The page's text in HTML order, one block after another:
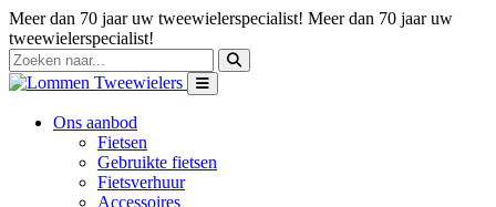
Meer dan 70 jaar uw tweewielerspecialist! Meer dan 70 jaar uw
tweewielerspecialist!
Ons aanbod
Fietsen
Gebruikte fietsen
Fietsverhuur
Accessoires